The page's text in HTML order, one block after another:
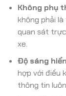
Không phụ
không phải
quan sát
xe.
Độ sáng
hợp với điều
thông tin